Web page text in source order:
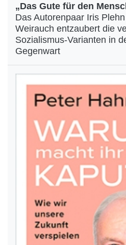
„Das Gute für den
Das Autorenpaar Iris
Weirauch entzaubert die
Sozialismus-Varianten in
Gegenwart